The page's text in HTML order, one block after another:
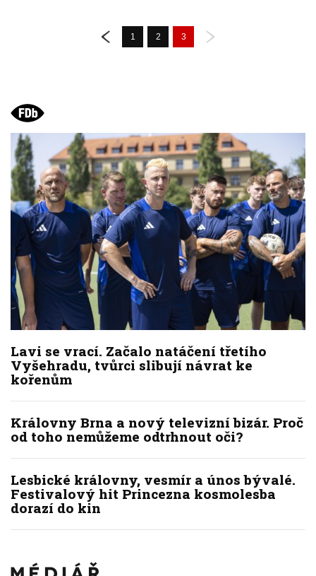
1 2 3
Lavi se vrací. Začalo natáčení třetího
Vyšehradu, tvůrci slibují návrat ke
kořenům
Královny Brna a nový televizní bizár. Proč
od toho nemůžeme odtrhnout oči?
Lesbické královny, vesmír a únos bývalé.
Festivalový hit Princezna kosmolesba
dorazí do kin